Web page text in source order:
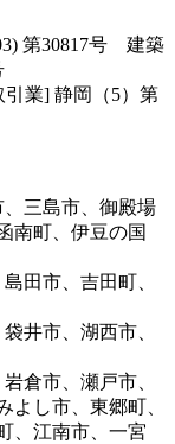
第30817号 建築
引業] 静岡（5）第
三島市、御殿場
南町、伊豆の国
田市、吉田町、
井市、湖西市、
倉市、瀬戸市、
よし市、東郷町、
、江南市、一宮